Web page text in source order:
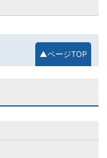
▲ページTOP